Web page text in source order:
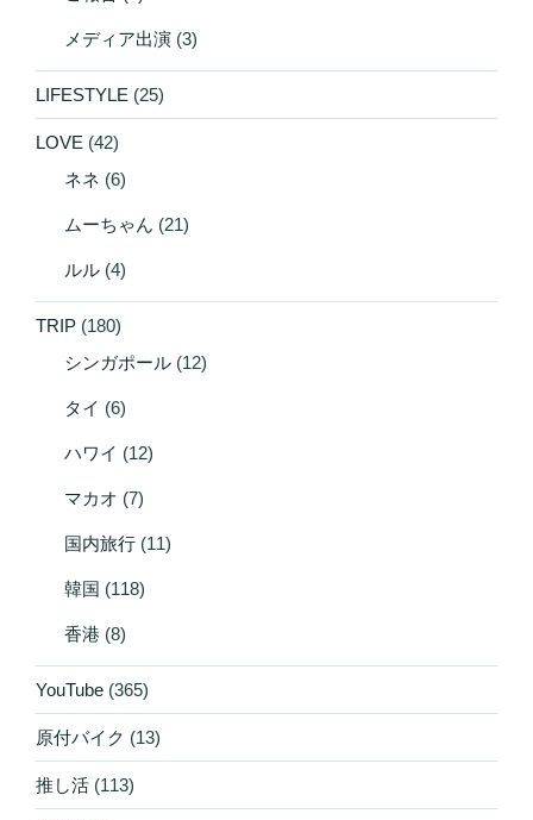
メディア出演 (3)
LIFESTYLE (25)
LOVE (42)
ネネ (6)
ムーちゃん (21)
ルル (4)
TRIP (180)
シンガポール (12)
タイ (6)
ハワイ (12)
マカオ (7)
国内旅行 (11)
韓国 (118)
香港 (8)
YouTube (365)
原付バイク (13)
推し活 (113)